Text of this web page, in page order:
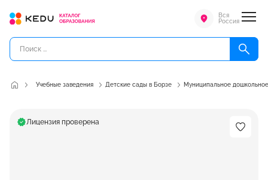
Вся
Россия
Учебные заведения Детские сады в Борзе Муниципальное
Лицензия проверена